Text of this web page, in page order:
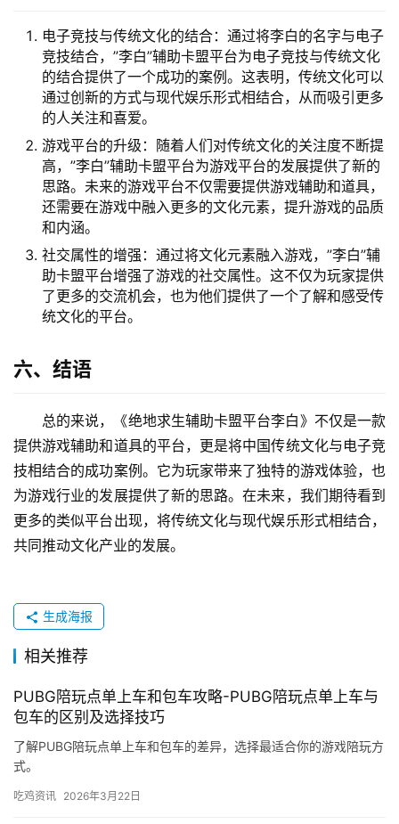
独特的视觉设计：李白平台的视觉设计充满了中国古典
元素，如山水画、诗词等，为玩家带来一种独特的视觉
享受。
丰富的游戏内容：李白平台不仅提供游戏辅助工具和道
具，还为玩家提供了各种游戏剧情和任务，使玩家在游
戏中能够更好地了解和感受中国的传统文化。
跨文化交流的平台：李白平台还为玩家提供了一个跨文
化交流的平台，玩家可以通过这个平台了解不同国家的
文化，增强跨文化交流的能力。
五、启示与影响
竞技结合，”李白”辅助卡盟平台为电子竞技与传统文化
的结合提供了一个成功的案例。这表明，传统文化可以
的人关注和喜爱。
游戏平台的升级：随着人们对传统文化的关注度不断提
高，”李白”辅助卡盟平台为游戏平台的发展提供了新的
思路。未来的游戏平台不仅需要提供游戏辅助和道具，
还需要在游戏中融入更多的文化元素，提升游戏的品质
和内涵。
了更多的交流机会，也为他们提供了一个了解和感受传
统文化的平台。
总的来说，《绝地求生辅助卡盟平台李白》不仅是一款
提供游戏辅助和道具的平台，更是将中国传统文化与电子竞
技相结合的成功案例。它为玩家带来了独特的游戏体验，也
为游戏行业的发展提供了新的思路。在未来，我们期待看到